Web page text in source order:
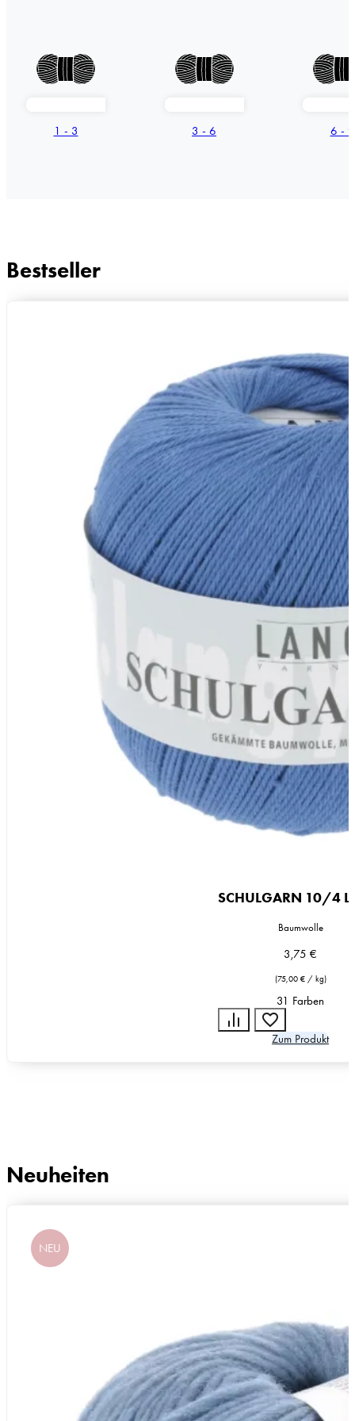
1 - 3 3 - 6 6 - 9
Bestseller
Zusammensetzung
100% Baumwolle
Lauflänge
~160m / 50g
Nadelstärke
Ø 2-3 mm
Sport
Maschenprobe
26 M x 30 R
SCHULGARN 10/4
Baumwolle
3,75 €
(75,00 €/ kg)
31 Farben
Zum Produkt
Neuheiten
NEU